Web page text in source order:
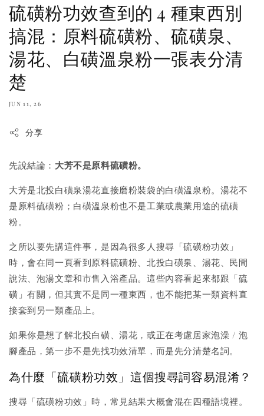
硫磺粉功效查到的 4 種東西別
搞混：原料硫磺粉、硫磺泉、
湯花、白磺溫泉粉一張表分清
楚
JUN 11, 26
分享
先說結論： 大芳不是原料硫磺粉。
大芳是北投白磺泉湯花直接磨粉裝袋的白磺溫泉粉。湯花不
是原料硫磺粉；白磺溫泉粉也不是工業或農業用途的硫磺
粉。
之所以要先講這件事，是因為很多人搜尋「硫磺粉功效」
時，會在同一頁看到原料硫磺粉、北投白磺泉、湯花、民間
說法、泡湯文章和市售入浴產品。這些內容看起來都跟「硫
磺」有關，但其實不是同一種東西，也不能把某一類資料直
接套到另一類產品上。
如果你是想了解北投白磺、湯花，或正在考慮居家泡澡 / 泡
腳產品，第一步不是先找功效清單，而是先分清楚名詞。
為什麼「硫磺粉功效」這個搜尋詞容易混淆？
搜尋「硫磺粉功效」時，常見結果大概會混在四種語境裡。